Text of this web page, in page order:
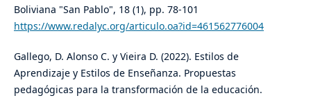
Boliviana "San Pablo", 18 (1), pp. 78-101
https://www.redalyc.org/articulo.oa?id=461562776004
Gallego, D. Alonso C. y Vieira D. (2022). Estilos de
Aprendizaje y Estilos de Enseñanza. Propuestas
pedagógicas para la transformación de la educación.